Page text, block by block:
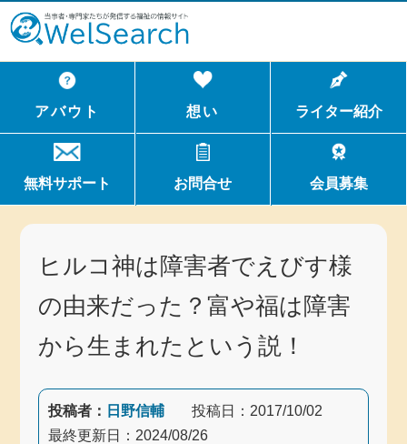
WelSerch
アバウト 想い ライター紹介
無料サポート お問合せ 会員募集
ヒルコ神は障害者でえびす様
の由来だった？富や福は障害
から生まれたという説！
投稿者： 日野信輔 投稿日： 2017/10/02
最終更新日： 2024/08/26